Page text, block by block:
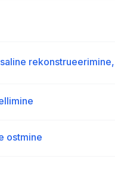
ostmine